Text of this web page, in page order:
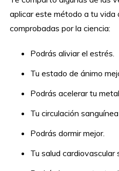
aplicar este método a tu vida
comprobadas por la ciencia:
Podrás aliviar el estrés.
Tu estado de ánimo
Podrás acelerar tu
Tu circulación
Podrás dormir mejor.
Tu salud